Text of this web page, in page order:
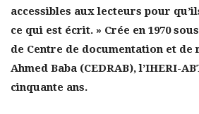
accessibles aux lecteurs pour
ce qui est écrit. » Crée en 1970
de Centre de documentation et de
Ahmed Baba (CEDRAB), l’IHERI-
cinquante ans.